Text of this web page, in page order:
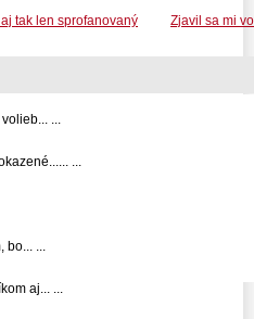
Zjavil sa mi
tak len sprofanovaný
...
...
...
aj... ...